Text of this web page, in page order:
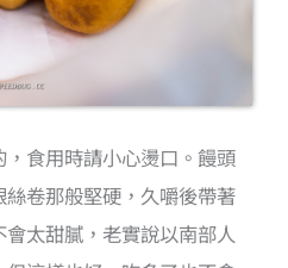
食用時請小心燙口。饅頭
卷那般堅硬，久嚼後帶著
太甜膩，老實說以南部人